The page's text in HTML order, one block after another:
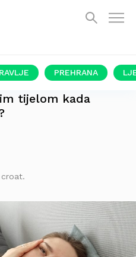
PREHRANA
tijelom kada